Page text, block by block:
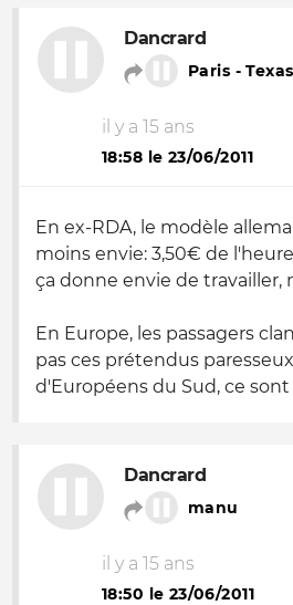
Dancrard
Paris - Texas
il y a 15 ans
18:58 le 23/06/2011
En ex-RDA, le modèle
moins envie: 3,50€ de
ça donne envie de travailler,
En Europe, les passagers
pas ces prétendus
d'Européens du Sud, ce sont
Dancrard
manu
il y a 15 ans
18:50 le 23/06/2011